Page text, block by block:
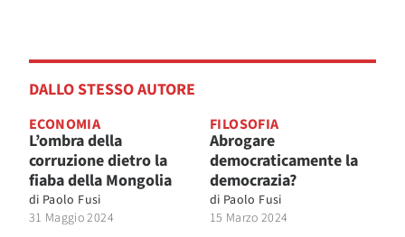
DALLO STESSO AUTORE
ECONOMIA
L’ombra della
corruzione dietro la
fiaba della Mongolia
di Paolo Fusi
31 Maggio 2024
FILOSOFIA
Abrogare
democraticamente la
democrazia?
di Paolo Fusi
15 Marzo 2024